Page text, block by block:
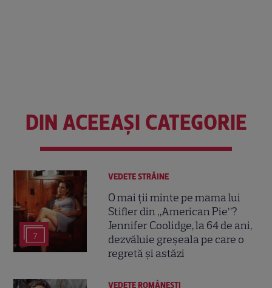
DIN ACEEAȘI CATEGORIE
7
VEDETE STRĂINE
O mai ții minte pe mama lui
Stifler din „American Pie”?
Jennifer Coolidge, la 64 de ani,
dezvăluie greșeala pe care o
regretă și astăzi
VEDETE ROMÂNEŞTI